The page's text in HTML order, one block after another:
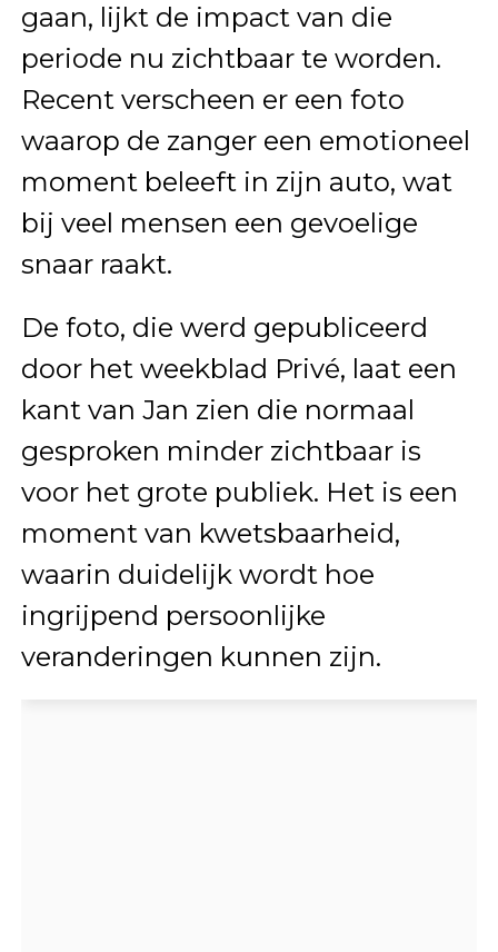
gaan, lijkt de impact van die
periode nu zichtbaar te worden.
Recent verscheen er een foto
waarop de zanger een emotioneel
moment beleeft in zijn auto, wat
bij veel mensen een gevoelige
snaar raakt.
De foto, die werd gepubliceerd
door het weekblad Privé, laat een
kant van Jan zien die normaal
gesproken minder zichtbaar is
voor het grote publiek. Het is een
moment van kwetsbaarheid,
waarin duidelijk wordt hoe
ingrijpend persoonlijke
veranderingen kunnen zijn.